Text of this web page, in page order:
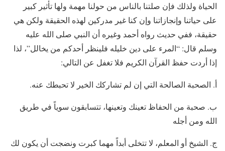
الحياة ولذلك فإن صلتنا بالناس من حولنا مهمة ولها تأثير كبير
على حياتنا وإنجازاتنا وإن كنا غير مدركين لهذه الحقيقة ولكن هي
حقيقة، ففي حديث رواه أحمد وغيره أن النبي صلى الله عليه
وسلم قال: “المرء على دين خليله فلينظر أحدكم من يخالل”، لذا
إذا أردت حفظ القرآن الكريم فلا تغفل عن التالي:
أ. الصحبة الصالحة التي إن لم تشاركك الخير لا تحبطك عنه.
ب. صحبة من الحفاظ تعينك وتعينها، تتسابقون سوياً في طريق
الله ومن أجله
ج. الشيخ أو المعلم، لا تتخلى أبداً مهما كبرت ونضجت أن يكون لك